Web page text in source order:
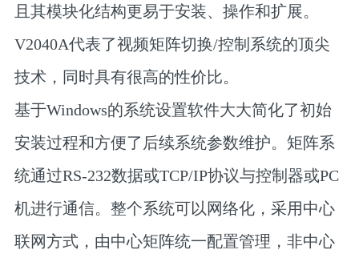
且其模块化结构更易于安装、操作和扩展。
V2040A代表了视频矩阵切换/控制系统的顶尖
技术，同时具有很高的性价比。
基于Windows的系统设置软件大大简化了初始
安装过程和方便了后续系统参数维护。矩阵系
统通过RS-232数据或TCP/IP协议与控制器或PC
机进行通信。整个系统可以网络化，采用中心
联网方式，由中心矩阵统一配置管理，非中心